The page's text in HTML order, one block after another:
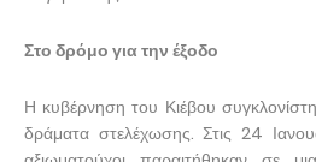
Στο δρόμο για την έξοδο
Η κυβέρνηση του Κιέβου
δράματα στελέχωσης. Στις 24